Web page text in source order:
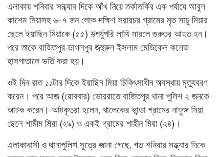
এলাকায় শনিবার সন্ধ্যার দিকে আঁখ নিয়ে তর্কাতর্কির এক পর্যায়ে আবুল
কাশেম মিয়াসহ ৬-৭ জন লোক দক্ষিণ সরারচর গ্রামের মৃত সাচু মিয়ার
ছেলে ইয়াছিন মিয়াকে (৫৫) উপর্যুপরি লাথি মারলে গুরুতর আহত হন।
পরে তাকে বাজিতপুর ভাগলপুর জহুরুল ইসলাম মেডিকেল কলেজ
হাসপাতালে ভর্তি করা হয়।
ওই দিন রাত ১১টার দিকে ইয়াছিন মিয়া চিকিৎসাধীন অবস্থায় মৃত্যুবরণ
করেন। পরে আজ (রোববার) ভোররাতে বাজিতপুর থানা পুলিশ ২ জনকে
আটক করেন। আটকৃতরা হলেন, খালেকের ভান্ডা গ্রামের নাফুজ মিয়া
ছেলে শামীম মিয়া (২৯) ও একই গ্রামের শাহীন মিয়া (২৪)।
এলাকাবাসী ও থানাপুলিশ সূত্রে জানা গেছে, গত শনিবার সন্ধ্যার দিকে